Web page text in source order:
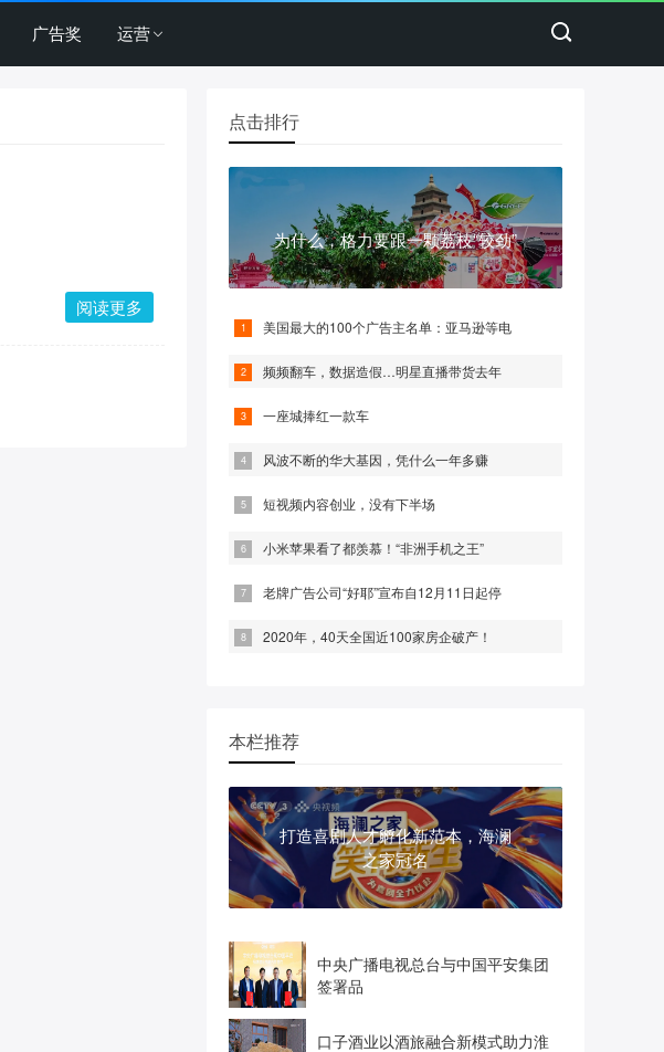
广告奖 运营
阅读更多
点击排行
为什么，格力要跟一颗荔枝“较劲”
美国最大的100个广告主名单：亚马逊等电
频频翻车，数据造假…明星直播带货去年
一座城捧红一款车
风波不断的华大基因，凭什么一年多赚
短视频内容创业，没有下半场
小米苹果看了都羡慕！“非洲手机之王”
老牌广告公司“好耶”宣布自12月11日起停
2020年，40天全国近100家房企破产！
本栏推荐
打造喜剧人才孵化新范本，海澜
之家冠名
中央广播电视总台与中国平安集团
签署品
口子酒业以酒旅融合新模式助力淮